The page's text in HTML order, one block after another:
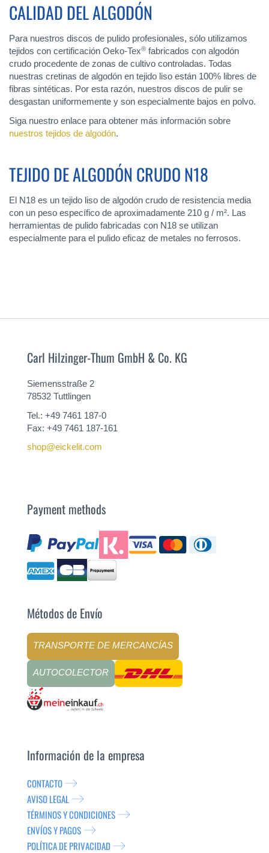
CALIDAD DEL ALGODÓN
Para nuestros discos de pulido profesionales, sólo utilizamos
tejidos con certificación Oeko-Tex® fabricados con algodón
crudo procedente de zonas de cultivo controladas. Todas
nuestras cretinas de algodón en tejido liso están 100% libres de
fibras sintéticas. Por esta razón, nuestros discos de pulir se
desgastan uniformemente y son especialmente bajos en polvo.
Siga nuestro enlace para obtener más información sobre
nuestros tejidos de algodón.
TEJIDO DE ALGODÓN CRUDO N18
El N18 es un tejido liso de algodón crudo de resistencia media
con un peso específico de aproximadamente 210 g / m². Las
herramientas de pulido fabricadas con N18 se utilizan
especialmente para el pulido eficaz de metales no ferrosos.
Carl Hilzinger-Thum GmbH & Co. KG
Siemensstraße 2
78532 Tuttlingen
Tel.: +49 7461 187-0
Fax: +49 7461 187-161
shop@eickelit.com
Payment methods
Métodos de Envío
TRANSPORTE DE MERCANCÍAS
AUTOCOLECTOR
Información de la empresa
CONTACTO
AVISO LEGAL
TÉRMINOS Y CONDICIONES
ENVÍOS Y PAGOS
POLÍTICA DE PRIVACIDAD